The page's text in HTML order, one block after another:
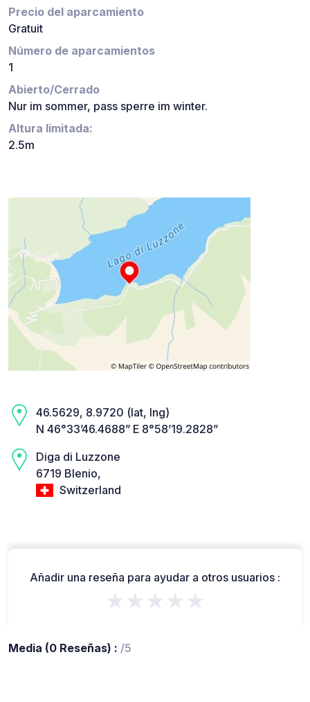
Precio del aparcamiento
Gratuit
Número de aparcamientos
1
Abierto/Cerrado
Nur im sommer, pass sperre im winter.
Altura limitada:
2.5m
46.5629, 8.9720 (lat, lng)
N 46°33’46.4688” E 8°58’19.2828”
Diga di Luzzone
6719 Blenio,
Switzerland
Añadir una reseña para ayudar a otros usuarios :
★★★★★
Media (0 Reseñas) : /5